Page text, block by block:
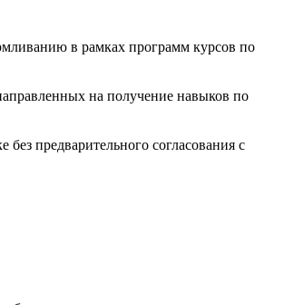
в рамках программ курсов по
на получение навыков по
предварительного согласования с